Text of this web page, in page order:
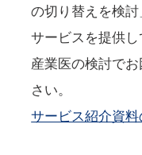
の切り替えを検
サービスを提供し
産業医の検討で
さい。
サービス紹介資